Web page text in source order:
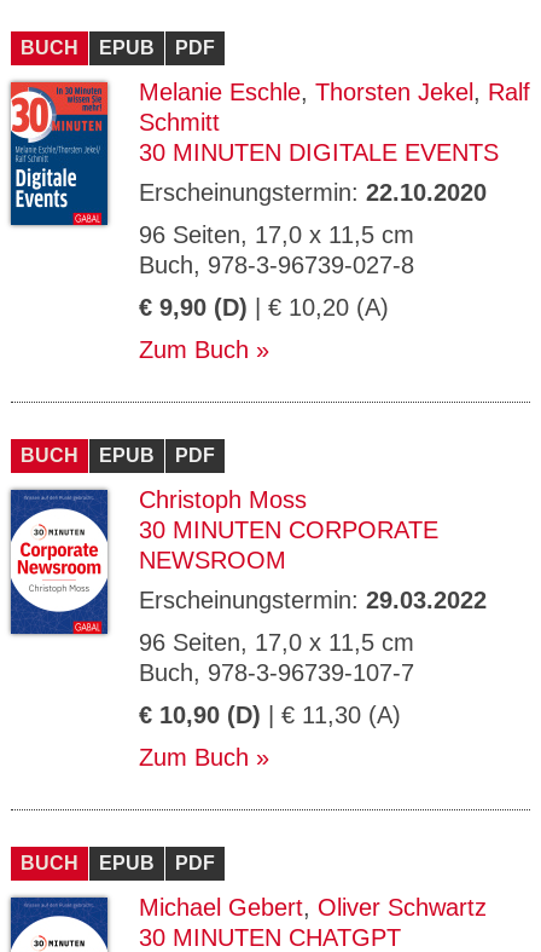
BUCH EPUB PDF
Melanie Eschle, Thorsten Jekel , Ralf
Schmitt
30 MINUTEN DIGITALE EVENTS
Erscheinungstermin: 22.10.2020
96 Seiten, 17,0 x 11,5 cm
Buch, 978-3-96739-027-8
€ 9,90 (D) | € 10,20 (A)
Zum Buch
BUCH EPUB PDF
Christoph Moss
30 MINUTEN CORPORATE
NEWSROOM
Erscheinungstermin: 29.03.2022
96 Seiten, 17,0 x 11,5 cm
Buch, 978-3-96739-107-7
€ 10,90 (D) | € 11,30 (A)
Zum Buch
BUCH EPUB PDF
Michael Gebert, Oliver Schwartz
30 MINUTEN CHATGPT